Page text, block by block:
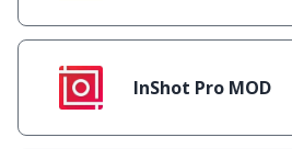
InShot Pro MOD